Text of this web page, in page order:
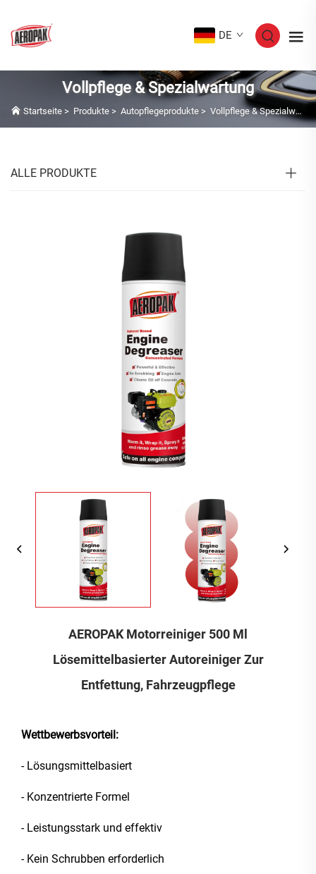
DE
Vollpflege & Spezialwartung
Startseite > Produkte > Autopflegeprodukte > Vollpflege & Spezialwartung
ALLE PRODUKTE
AEROPAK Motorreiniger 500 Ml
Lösemittelbasierter Autoreiniger Zur
Entfettung, Fahrzeugpflege
Wettbewerbsvorteil:
- Lösungsmittelbasiert
- Konzentrierte Formel
- Leistungsstark und effektiv
- Kein Schrubben erforderlich